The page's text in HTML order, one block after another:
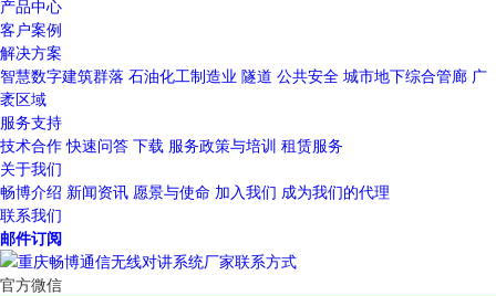
产品中心
客户案例
解决方案
智慧数字建筑群落 石油化工制造业 隧道 公共安全 城市地下综合管廊 广
袤区域
服务支持
技术合作 快速问答 下载 服务政策与培训 租赁服务
关于我们
畅博介绍 新闻资讯 愿景与使命 加入我们 成为我们的代理
联系我们
邮件订阅
官方微信